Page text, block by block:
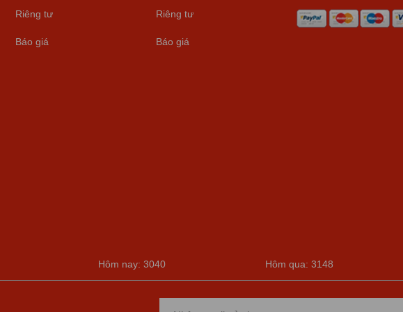
Riêng tư
Báo giá
Riêng tư
Báo giá
Hôm nay: 3040 Hôm qua: 3148